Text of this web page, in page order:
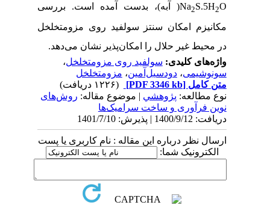
آبه (Na2S.5H2O
)،بدست آمده است. بررسی
مکانیزم امکان سنتز سولفید روی مزومتخلخل
در محیط غیر حلال را امکان‌پذیر نشان می‌دهد.
واژه‌های کلیدی:سولفید روی مزومتخلخل،
سونوشیمی،دودسیل‌آمین،مزومتخلخل
متن کامل[PDF 3346 kb]
نوع مطالعه:پژوهشي| موضوع مقاله:روش‌های
نوین فرآوری و ساخت سرامیک‌ها
دریافت: 1400/9/12 | پذیرش: 1401/7/10
ارسال نظر درباره این مقاله : نام کاربری یا پست
الکترونیک شما: